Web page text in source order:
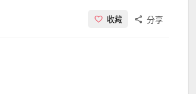
收藏 分享